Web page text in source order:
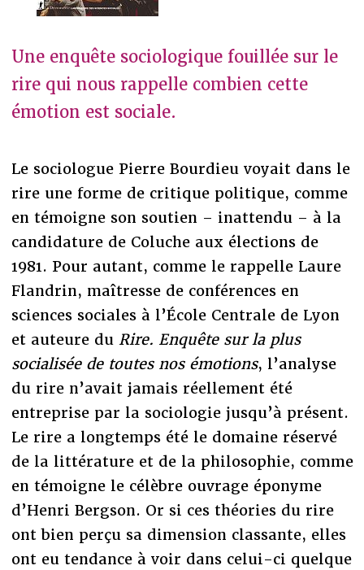
Une enquête sociologique fouillée sur le
rire qui nous rappelle combien cette
émotion est sociale.
Le sociologue Pierre Bourdieu voyait dans le
rire une forme de critique politique, comme
en témoigne son soutien – inattendu – à la
candidature de Coluche aux élections de
1981. Pour autant, comme le rappelle Laure
Flandrin, maîtresse de conférences en
sciences sociales à l’École Centrale de Lyon
et auteure du Rire. Enquête sur la plus
socialisée de toutes nos émotions, l’analyse
du rire n’avait jamais réellement été
entreprise par la sociologie jusqu’à présent.
Le rire a longtemps été le domaine réservé
de la littérature et de la philosophie, comme
en témoigne le célèbre ouvrage éponyme
d’Henri Bergson. Or si ces théories du rire
ont bien perçu sa dimension classante, elles
ont eu tendance à voir dans celui-ci quelque